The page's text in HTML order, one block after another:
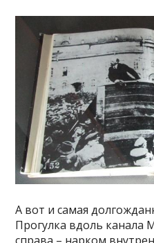
А вот и самая
Прогулка вдоль канала